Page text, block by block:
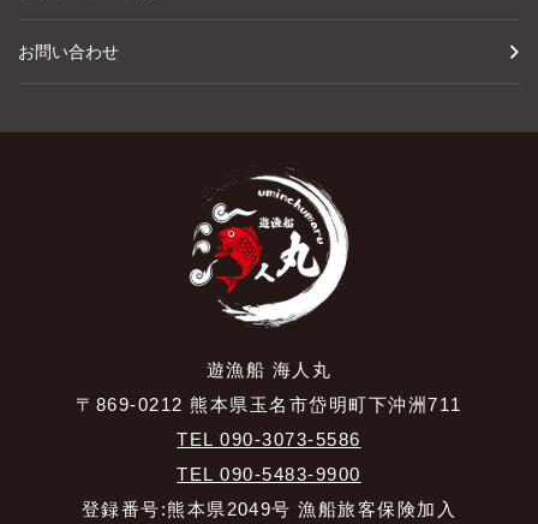
お問い合わせ
遊漁船 海人丸
〒869-0212 熊本県玉名市岱明町下沖洲711
TEL 090-3073-5586
TEL 090-5483-9900
登録番号:熊本県2049号 漁船旅客保険加入